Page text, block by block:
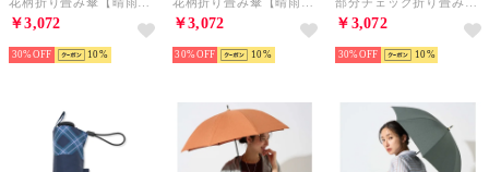
￥3,072
30% 10
￥3,072
30% 10
￥3,072
30% 10